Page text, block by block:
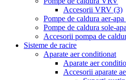
Accesorii VRV (3)
Pompe de caldura aer-apa
Pompe de caldura sole-apa
Accesorii pompa de
Sisteme de racire
Aparate aer conditionat
Aparate aer
Accesorii aparate